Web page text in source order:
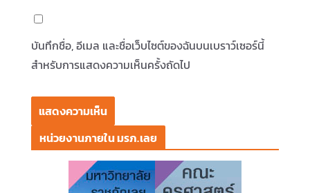
บันทึกชื่อ, อีเมล และชื่อเว็บไซต์ของฉันบนเบราว์เซอร์นี้
สำหรับการแสดงความเห็นครั้งถัดไป
หน่วยงานภายใน มรภ.เลย